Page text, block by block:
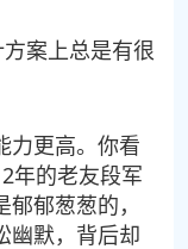
案上总是有很
力更高。你看
年的老友段军
郁葱葱的，
幽默，背后却